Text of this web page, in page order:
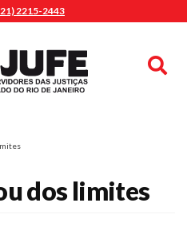
2215-2443
dos limites